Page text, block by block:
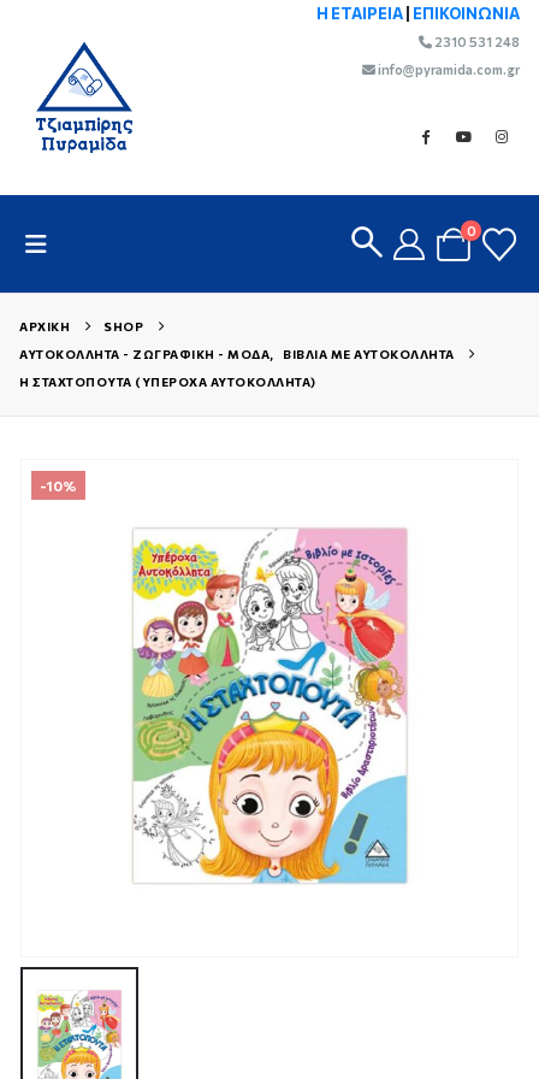
Η ΕΤΑΙΡΕΙΑ ΕΠΙΚΟΙΝΩΝΙΑ
2310 531 248
info@pyramida.com.gr
0
ΑΡΧΙΚΉ
SHOP
ΑΥΤΟΚΌΛΛΗΤΑ - ΖΩΓΡΑΦΙΚΉ - ΜΌΔΑ,
ΒΙΒΛΊΑ ΜΕ ΑΥΤΟΚΌΛΛΗΤΑ
Η ΣΤΑΧΤΟΠΟΎΤΑ (ΥΠΈΡΟΧΑ ΑΥΤΟΚΌΛΛΗΤΑ)
-10%